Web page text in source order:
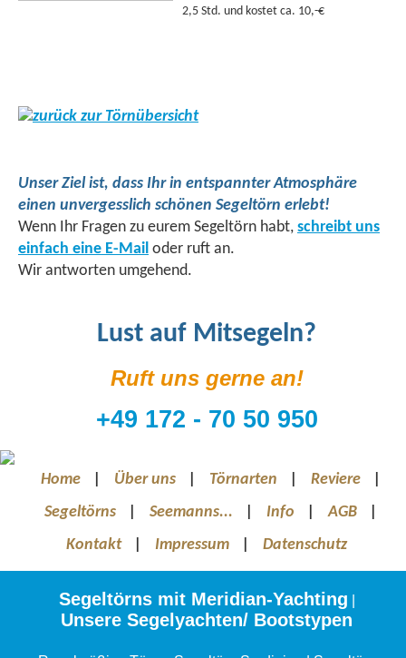
2,5 Std. und kostet ca. 10,-€
zurück zur Törnübersicht
Unser Ziel ist, dass Ihr in entspannter Atmosphäre
einen unvergesslich schönen Segeltörn erlebt!
Wenn Ihr Fragen zu eurem Segeltörn habt, schreibt uns
einfach eine E-Mail oder ruft an.
Wir antworten umgehend.
Lust auf Mitsegeln?
Ruft uns gerne an!
+49 172 - 70 50 950
Home Über uns Törnarten Reviere
Segeltörns
Seemanns... Info AGB
Kontakt
Impressum Datenschutz
Segeltörns mit Meridian-Yachting |
Unsere Segelyachten/ Bootstypen